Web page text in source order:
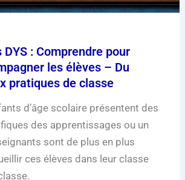
: Comprendre pour
les élèves – Du
pratiques de classe
d’âge scolaire présentent des
des apprentissages ou un
sont de plus en plus
ces élèves dans leur classe